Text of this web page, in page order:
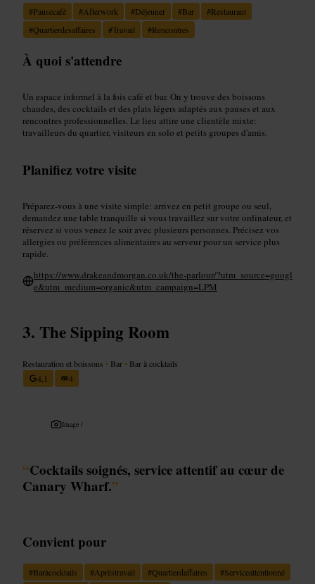
#Pausecafé #Afterwork #Déjeuner #Bar #Restaurant
#Quartierdesaffaires #Travail #Rencontres
À quoi s'attendre
Un espace informel à la fois café et bar. On y trouve des boissons
chaudes, des cocktails et des plats légers adaptés aux pauses et aux
rencontres professionnelles. Le lieu attire une clientèle mixte:
travailleurs du quartier, visiteurs en solo et petits groupes d'amis.
Planifiez votre visite
Préparez-vous à une visite simple: arrivez en petit groupe ou seul,
demandez une table tranquille si vous travaillez sur votre ordinateur, et
réservez si vous venez le soir avec plusieurs personnes. Précisez vos
allergies ou préférences alimentaires au serveur pour un service plus
rapide.
https://www.drakeandmorgan.co.uk/the-parlour/?utm_source=googl
e&utm_medium=organic&utm_campaign=LPM
The Sipping Room
Restauration et boissons • Bar • Bar à cocktails
4,1
4
Image /
“Cocktails soignés, service attentif au cœur de
Canary Wharf.”
Convient pour
#Baràcocktails #Aprèstravail #Quartierdaffaires #Serviceattentionné